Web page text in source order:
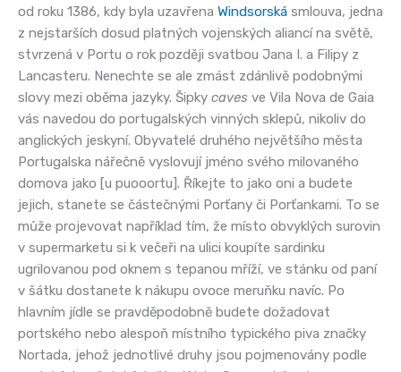
od roku 1386, kdy byla uzavřena Windsorská smlouva, jedna
z nejstarších dosud platných vojenských aliancí na světě,
stvrzená v Portu o rok později svatbou Jana I. a Filipy z
Lancasteru. Nenechte se ale zmást zdánlivě podobnými
slovy mezi oběma jazyky. Šipky caves ve Vila Nova de Gaia
vás navedou do portugalských vinných sklepů, nikoliv do
anglických jeskyní. Obyvatelé druhého největšího města
Portugalska nářečně vyslovují jméno svého milovaného
domova jako [u puooortu]. Říkejte to jako oni a budete
jejich, stanete se částečnými Porťany či Porťankami. To se
může projevovat například tím, že místo obvyklých surovin
v supermarketu si k večeři na ulici koupíte sardinku
ugrilovanou pod oknem s tepanou mříží, ve stánku od paní
v šátku dostanete k nákupu ovoce meruňku navíc. Po
hlavním jídle se pravděpodobně budete dožadovat
portského nebo alespoň místního typického piva značky
Nortada, jehož jednotlivé druhy jsou pojmenovány podle